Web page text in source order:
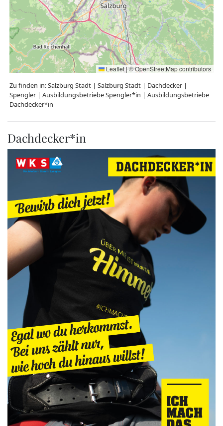
Leaflet|©OpenStreetMapcontributors
Zu finden in:Salzburg Stadt | Salzburg Stadt | Dachdecker |
Spengler | Ausbildungsbetriebe Spengler*in | Ausbildungsbetriebe
Dachdecker*in
Dachdecker*in